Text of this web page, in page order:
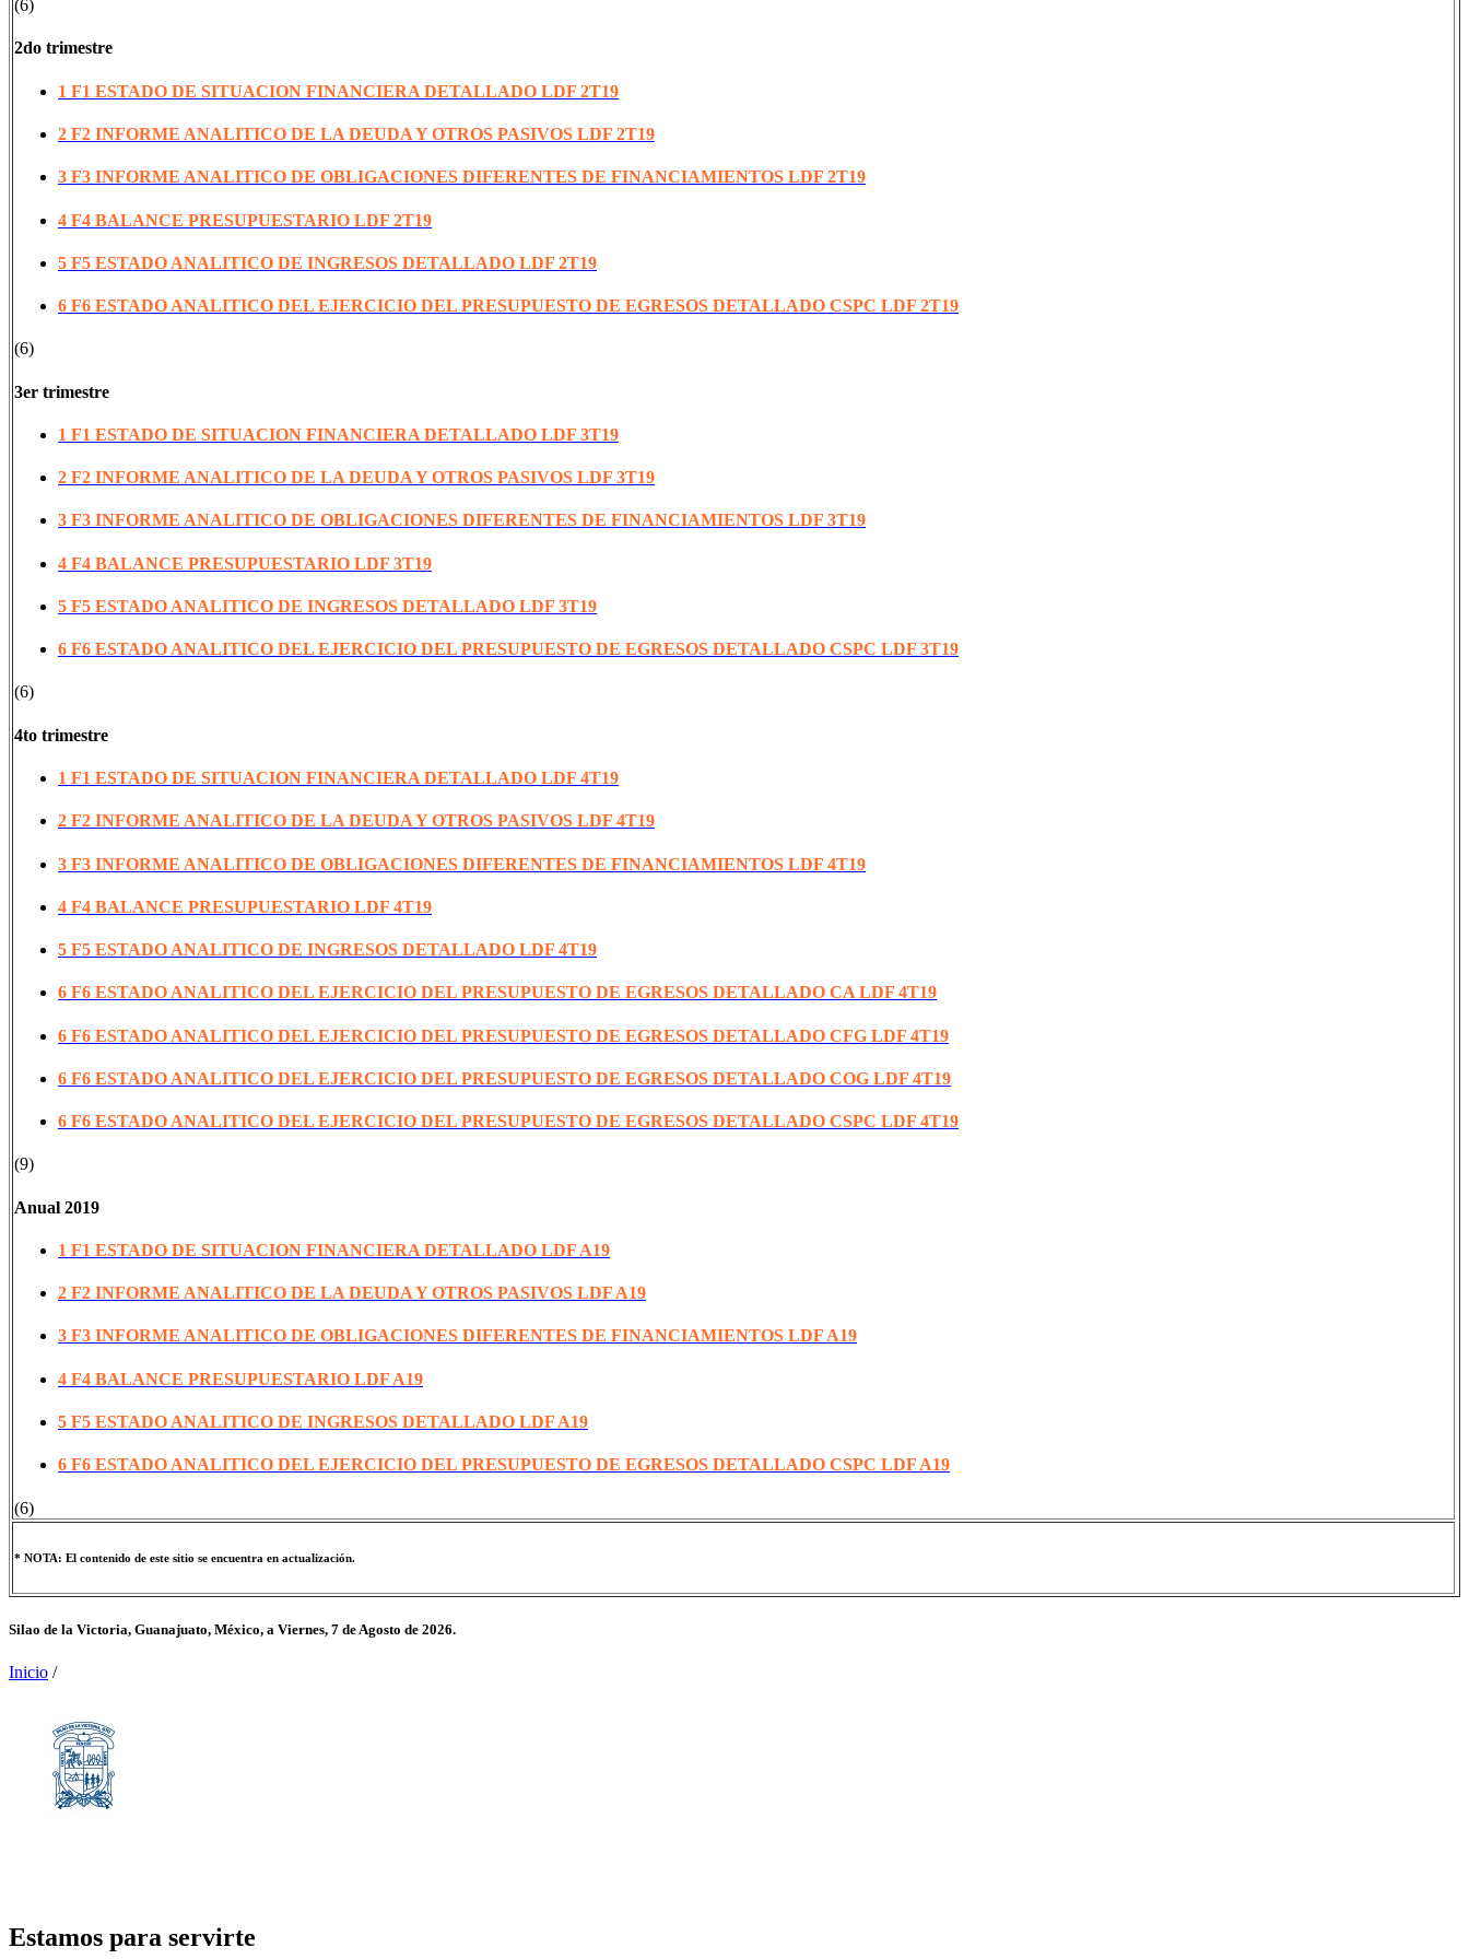
(6)
2do trimestre
1 F1 ESTADO DE SITUACION FINANCIERA DETALLADO LDF 2T19
2 F2 INFORME ANALITICO DE LA DEUDA Y OTROS PASIVOS LDF 2T19
3 F3 INFORME ANALITICO DE OBLIGACIONES DIFERENTES DE FINANCIAMIENTOS LDF 2T19
4 F4 BALANCE PRESUPUESTARIO LDF 2T19
5 F5 ESTADO ANALITICO DE INGRESOS DETALLADO LDF 2T19
6 F6 ESTADO ANALITICO DEL EJERCICIO DEL PRESUPUESTO DE EGRESOS DETALLADO CSPC LDF 2T19
(6)
3er trimestre
1 F1 ESTADO DE SITUACION FINANCIERA DETALLADO LDF 3T19
2 F2 INFORME ANALITICO DE LA DEUDA Y OTROS PASIVOS LDF 3T19
3 F3 INFORME ANALITICO DE OBLIGACIONES DIFERENTES DE FINANCIAMIENTOS LDF 3T19
4 F4 BALANCE PRESUPUESTARIO LDF 3T19
5 F5 ESTADO ANALITICO DE INGRESOS DETALLADO LDF 3T19
6 F6 ESTADO ANALITICO DEL EJERCICIO DEL PRESUPUESTO DE EGRESOS DETALLADO CSPC LDF 3T19
(6)
4to trimestre
1 F1 ESTADO DE SITUACION FINANCIERA DETALLADO LDF 4T19
2 F2 INFORME ANALITICO DE LA DEUDA Y OTROS PASIVOS LDF 4T19
3 F3 INFORME ANALITICO DE OBLIGACIONES DIFERENTES DE FINANCIAMIENTOS LDF 4T19
4 F4 BALANCE PRESUPUESTARIO LDF 4T19
5 F5 ESTADO ANALITICO DE INGRESOS DETALLADO LDF 4T19
6 F6 ESTADO ANALITICO DEL EJERCICIO DEL PRESUPUESTO DE EGRESOS DETALLADO CA LDF 4T19
6 F6 ESTADO ANALITICO DEL EJERCICIO DEL PRESUPUESTO DE EGRESOS DETALLADO CFG LDF 4T19
6 F6 ESTADO ANALITICO DEL EJERCICIO DEL PRESUPUESTO DE EGRESOS DETALLADO COG LDF 4T19
6 F6 ESTADO ANALITICO DEL EJERCICIO DEL PRESUPUESTO DE EGRESOS DETALLADO CSPC LDF 4T19
(9)
Anual 2019
1 F1 ESTADO DE SITUACION FINANCIERA DETALLADO LDF A19
2 F2 INFORME ANALITICO DE LA DEUDA Y OTROS PASIVOS LDF A19
3 F3 INFORME ANALITICO DE OBLIGACIONES DIFERENTES DE FINANCIAMIENTOS LDF A19
4 F4 BALANCE PRESUPUESTARIO LDF A19
5 F5 ESTADO ANALITICO DE INGRESOS DETALLADO LDF A19
6 F6 ESTADO ANALITICO DEL EJERCICIO DEL PRESUPUESTO DE EGRESOS DETALLADO CSPC LDF A19
(6)
* NOTA: El contenido de este sitio se encuentra en actualización.
Silao de la Victoria, Guanajuato, México, a Viernes, 7 de Agosto de 2026.
Inicio /
Estamos para servirte